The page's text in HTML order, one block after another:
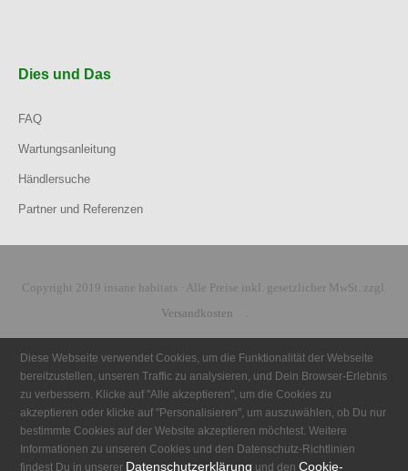
Dies und Das
FAQ
Wartungsanleitung
Händlersuche
Partner und Referenzen
Copyright 2019 insane habitats · Alle Preise inkl. gesetzlicher MwSt. zzgl.
Versandkosten
Diese Webseite verwendet Cookies, um die Funktionalität der Webseite
bereitzustellen, unseren Traffic zu analysieren, und Dein Browser-Erlebnis
zu verbessern. Klicke auf "Alle akzeptieren", um die Cookies zu
akzeptieren oder klicke auf "Personalisieren", um auszuwählen, ob Du nur
bestimmte Cookies auf der Website akzeptieren möchtest. Weitere
Informationen zu unseren Cookies und den Datenschutz-Richtlinien
findest Du in unserer Datenschutzerklärung und denCookie-